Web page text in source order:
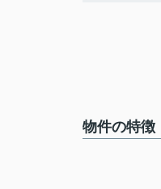
物件の特徴